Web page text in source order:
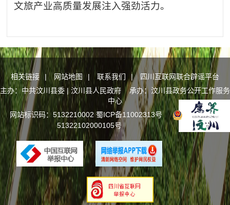
文旅产业高质量发展注入强劲活力。
相关链接 | 网站地图 | 联系我们 |
四川互联网联合辟谣平台
主办：中共汶川县委 | 汶川县人民政府 承办：汶川县政务公开工作服务
中心
网站标识码：5132210002蜀ICP备11002313号
川公网安备
51322102000105号